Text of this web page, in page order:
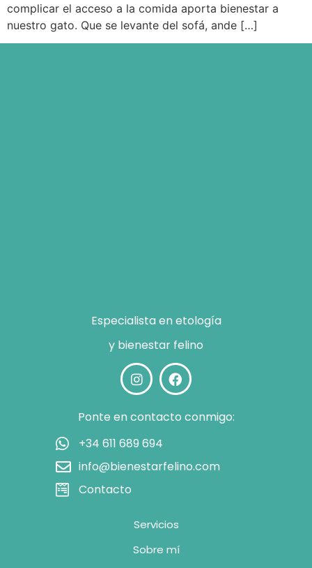
complicar el acceso a la comida aporta bienestar a
nuestro gato. Que se levante del sofá, ande […]
Especialista en etología
y bienestar felino
Ponte en contacto conmigo:
+34 611 689 694
info@bienestarfelino.com
Contacto
Servicios
Sobre mí